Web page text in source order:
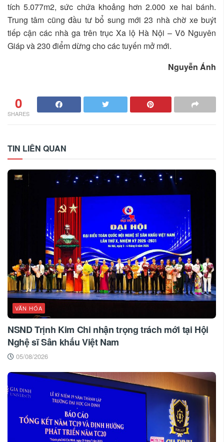
tích 5.077m2, sức chứa khoảng hơn 2.000 xe hai bánh.
Trung tâm cũng đầu tư bổ sung mới 23 nhà chờ xe buýt
tiếp cận các nhà ga trên trục Xa lộ Hà Nội – Võ Nguyên
Giáp và 230 điểm dừng cho các tuyến mở mới.
Nguyễn Ánh
0
SHARES
TIN LIÊN QUAN
VĂN HÓA
NSND Trịnh Kim Chi nhận trọng trách mới tại Hội
Nghệ sĩ Sân khấu Việt Nam
05/08/2026